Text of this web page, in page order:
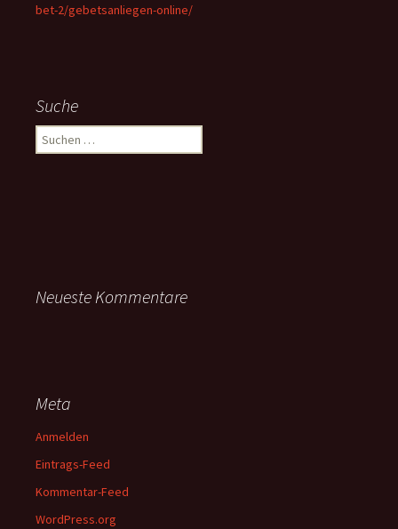
bet-2/gebetsanliegen-online/
Suche
Suchen
nach:
Neueste Kommentare
Meta
Anmelden
Eintrags-Feed
Kommentar-Feed
WordPress.org